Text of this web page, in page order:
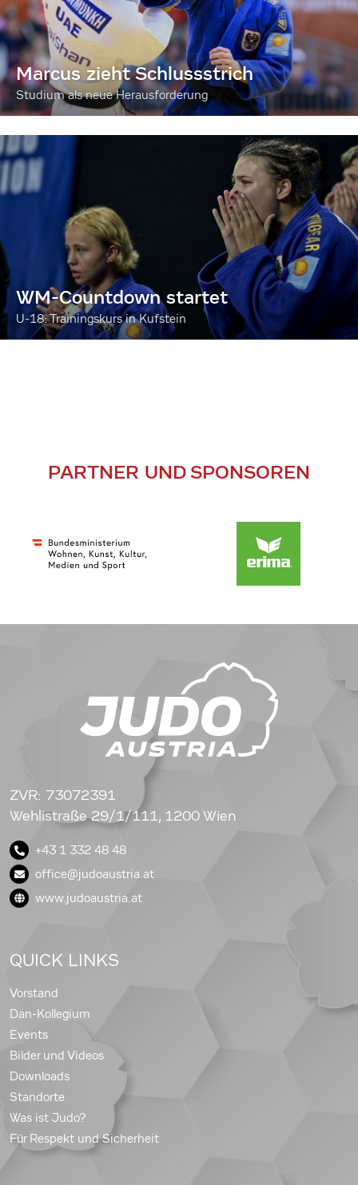
Marcus zieht Schlussstrich
Studium als neue Herausforderung
WM-Countdown startet
U-18: Trainingskurs in Kufstein
PARTNER UND SPONSOREN
ZVR: 73072391
Wehlistraße 29/1/111, 1200 Wien
+43 1 332 48 48
office@judoaustria.at
www.judoaustria.at
QUICK LINKS
Vorstand
Dan-Kollegium
Events
Bilder und Videos
Downloads
Standorte
Was ist Judo?
Für Respekt und Sicherheit